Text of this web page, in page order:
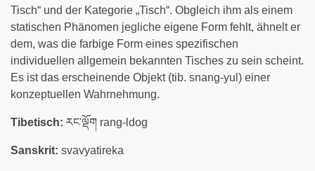
Tisch“ und der Kategorie „Tisch“. Obgleich ihm als einem
statischen Phänomen jegliche eigene Form fehlt, ähnelt er
dem, was die farbige Form eines spezifischen
individuellen allgemein bekannten Tisches zu sein scheint.
Es ist das erscheinende Objekt (tib. snang-yul) einer
konzeptuellen Wahrnehmung.
Tibetisch: རང་ལྡོག rang-ldog
Sanskrit: svavyatireka